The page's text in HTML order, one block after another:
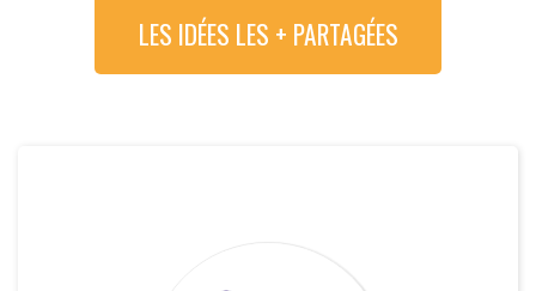
LES IDÉES LES + PARTAGÉES